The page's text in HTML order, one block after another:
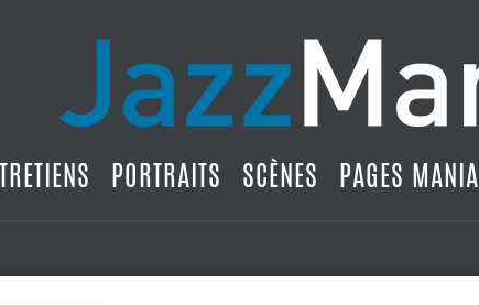
PORTRAITS SCÈNES PAGES MANIA